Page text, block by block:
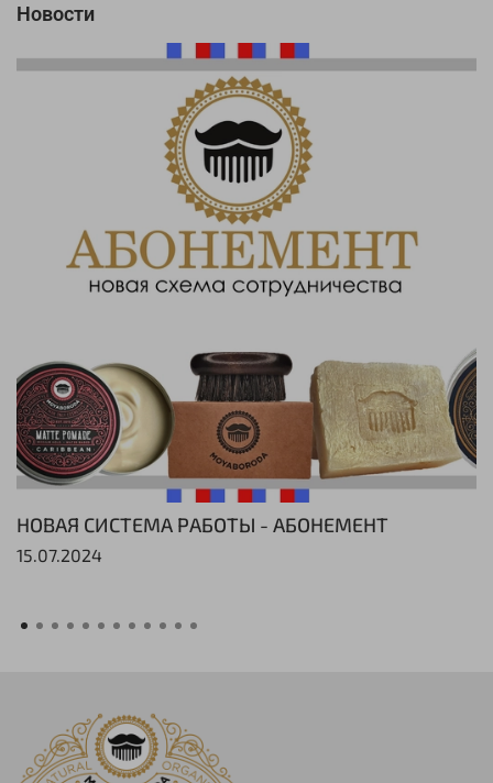
Новости
НОВАЯ СИСТЕМА РАБОТЫ - АБОНЕМЕНТ
15.07.2024